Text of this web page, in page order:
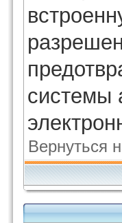
системы
Вернуться